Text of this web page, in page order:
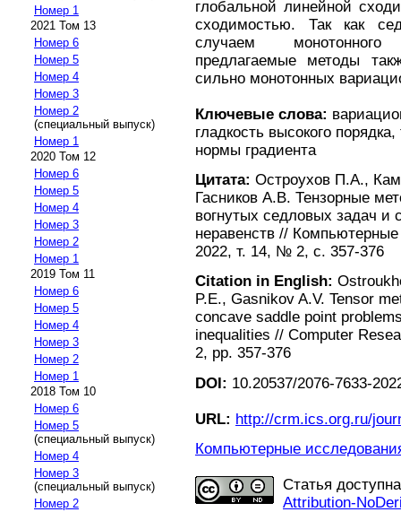
Номер 1
2021 Том 13
Номер 6
Номер 5
Номер 4
Номер 3
Номер 2
(специальный выпуск)
Номер 1
2020 Том 12
Номер 6
Номер 5
Номер 4
Номер 3
Номер 2
Номер 1
2019 Том 11
Номер 6
Номер 5
Номер 4
Номер 3
Номер 2
Номер 1
2018 Том 10
Номер 6
Номер 5
(специальный выпуск)
Номер 4
Номер 3
(специальный выпуск)
Номер 2
глобальной линейной
сходимостью. Так как
случаем монотонного
предлагаемые методы
сильно монотонных
Ключевые слова:
гладкость высокого
нормы градиента
Цитата: Остроухов П.А.,
Гасников А.В. Тензорные
вогнутых седловых задач и
неравенств //
2022, т. 14, № 2, с. 357-376
Citation in English:
P.E., Gasnikov A.V. Tensor
concave saddle point
inequalities // Computer
2, pp. 357-376
DOI: 10.20537/2076-7633-
URL: http://crm.ics.org.ru/
Компьютерные
Статья
Attribution-